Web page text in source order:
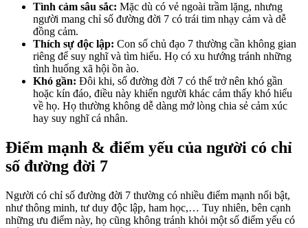
Tình cảm sâu sắc: Mặc dù có vẻ ngoài trầm lặng, nhưng
người mang chỉ số đường đời 7 có trái tim nhạy cảm và dễ
đồng cảm.
Thích sự độc lập: Con số chủ đạo 7 thường cần không gian
riêng để suy nghĩ và tìm hiểu. Họ có xu hướng tránh những
tình huống xã hội ồn ào.
Khó gần: Đôi khi, số đường đời 7 có thể trở nên khó gần
hoặc kín đáo, điều này khiến người khác cảm thấy khó hiểu
về họ. Họ thường không dễ dàng mở lòng chia sẻ cảm xúc
hay suy nghĩ cá nhân.
Điểm mạnh & điểm yếu của người có chỉ
số đường đời 7
Người có chỉ số đường đời 7 thường có nhiều điểm mạnh nổi bật,
như thông minh, tư duy độc lập, ham học,… Tuy nhiên, bên cạnh
những ưu điểm này, họ cũng không tránh khỏi một số điểm yếu có